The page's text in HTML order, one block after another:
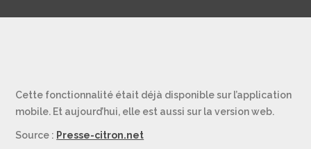
Cette fonctionnalité était déjà disponible sur l’application
mobile. Et aujourd’hui, elle est aussi sur la version web.
Source : Presse-citron.net